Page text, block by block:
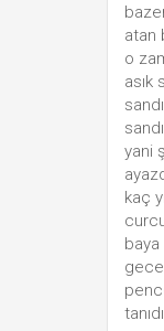
atan
o
asık
yani
kaç